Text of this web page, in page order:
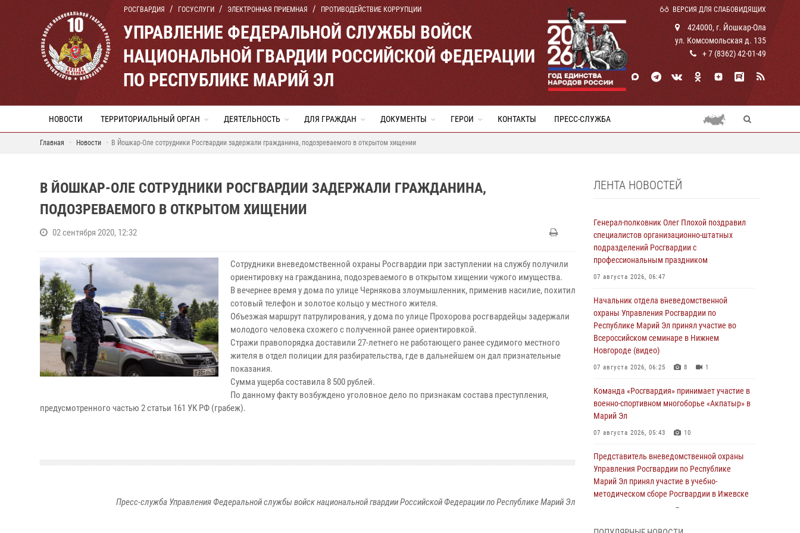
РОСГВАРДИЯ ГОСУСЛУГИ ЭЛЕКТРОННАЯ ПРИЕМНАЯ ПРОТИВОДЕЙСТВИЕ КОРРУПЦИИ ВЕРСИЯ ДЛЯ СЛАБОВИДЯЩИХ
УПРАВЛЕНИЕ ФЕДЕРАЛЬНОЙ СЛУЖБЫ ВОЙСК
НАЦИОНАЛЬНОЙ ГВАРДИИ РОССИЙСКОЙ ФЕДЕРАЦИИ
ПО РЕСПУБЛИКЕ МАРИЙ ЭЛ
424000, г. Йошкар-Ола
ул. Комсомольская д. 135
+ 7 (8362) 42-01-49
НОВОСТИ ТЕРРИТОРИАЛЬНЫЙ ОРГАН ДЕЯТЕЛЬНОСТЬ ДЛЯ ГРАЖДАН ДОКУМЕНТЫ ГЕРОИ КОНТАКТЫ ПРЕСС-СЛУЖБА
Главная Новости В Йошкар-Оле сотрудники Росгвардии задержали гражданина, подозреваемого в открытом хищении
В ЙОШКАР-ОЛЕ СОТРУДНИКИ РОСГВАРДИИ ЗАДЕРЖАЛИ ГРАЖДАНИНА,
ПОДОЗРЕВАЕМОГО В ОТКРЫТОМ ХИЩЕНИИ
02 сентября 2020, 12:32
Сотрудники вневедомственной охраны Росгвардии при заступлении на службу получили
ориентировку на гражданина, подозреваемого в открытом хищении чужого имущества.
В вечернее время у дома по улице Чернякова злоумышленник, применив насилие, похитил
сотовый телефон и золотое кольцо у местного жителя.
Объезжая маршрут патрулирования, у дома по улице Прохорова росгвардейцы задержали
молодого человека схожего с полученной ранее ориентировкой.
Стражи правопорядка доставили 27-летнего не работающего ранее судимого местного
жителя в отдел полиции для разбирательства, где в дальнейшем он дал признательные
показания.
Сумма ущерба составила 8 500 рублей.
По данному факту возбуждено уголовное дело по признакам состава преступления,
предусмотренного частью 2 статьи 161 УК РФ (грабеж).
Пресс-служба Управления Федеральной службы войск национальной гвардии Российской Федерации по Республике Марий Эл
ЛЕНТА НОВОСТЕЙ
Генерал-полковник Олег Плохой поздравил
специалистов организационно-штатных
подразделений Росгвардии с
профессиональным праздником
07 августа 2026, 06:47
Начальник отдела вневедомственной
охраны Управления Росгвардии по
Республике Марий Эл принял участие во
Всероссийском семинаре в Нижнем
Новгороде (видео)
07 августа 2026, 06:25 8 1
Команда «Росгвардия» принимает участие в
военно-спортивном многоборье «Акпатыр» в
Марий Эл
07 августа 2026, 05:43 10
Представитель вневедомственной охраны
Управления Росгвардии по Республике
Марий Эл принял участие в учебно-
методическом сборе Росгвардии в Ижевске